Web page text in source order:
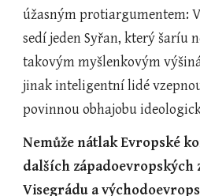
úžasným protiargumentem:
sedí jeden Syřan, který šaríu
takovým myšlenkovým
jinak inteligentní lidé
povinnou obhajobu
Nemůže nátlak Evropské
dalších západoevropských
Visegrádu a